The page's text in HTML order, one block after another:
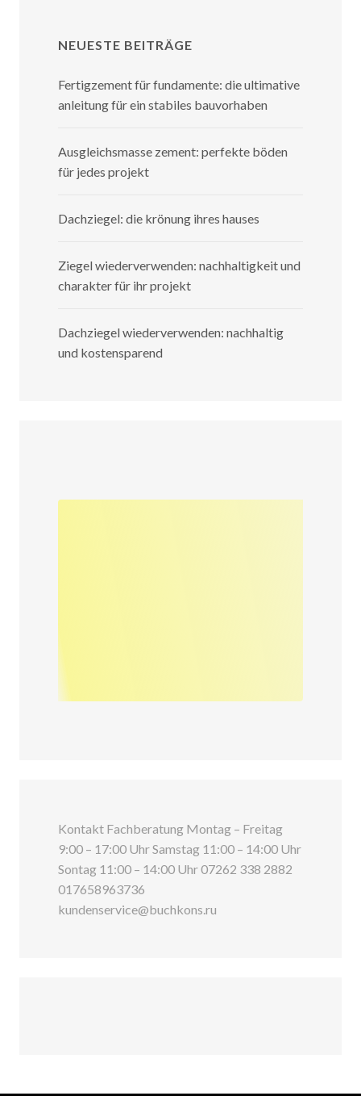
NEUESTE BEITRÄGE
Fertigzement für fundamente: die ultimative
anleitung für ein stabiles bauvorhaben
Ausgleichsmasse zement: perfekte böden
für jedes projekt
Dachziegel: die krönung ihres hauses
Ziegel wiederverwenden: nachhaltigkeit und
charakter für ihr projekt
Dachziegel wiederverwenden: nachhaltig
und kostensparend
Kontakt Fachberatung Montag – Freitag
9:00 – 17:00 Uhr Samstag 11:00 – 14:00 Uhr
Sontag 11:00 – 14:00 Uhr 07262 338 2882
017658963736
kundenservice@buchkons.ru